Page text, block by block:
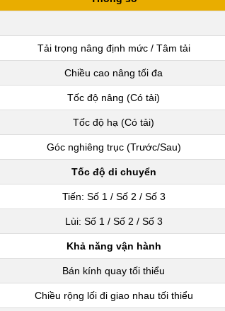
Tải trọng nâng định mức / Tâm tải
Chiều cao nâng tối đa
Tốc độ nâng (Có tải)
Tốc độ hạ (Có tải)
Góc nghiêng trục (Trước/Sau)
Tốc độ di chuyển
Tiến: Số 1 / Số 2 / Số 3
Lùi: Số 1 / Số 2 / Số 3
Khả năng vận hành
Bán kính quay tối thiểu
Chiều rộng lối đi giao nhau tối thiểu